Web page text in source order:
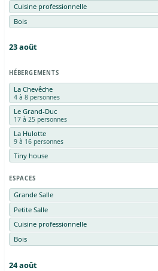
Cuisine professionnelle
Bois
23août
HÉBERGEMENTS
La Chevêche
4 à 8 personnes
Le Grand-Duc
17 à 25 personnes
La Hulotte
9 à 16 personnes
Tiny house
ESPACES
Grande Salle
Petite Salle
Cuisine professionnelle
Bois
24août